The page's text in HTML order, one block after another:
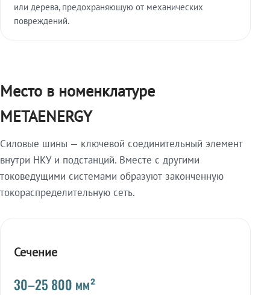
или дерева, предохраняющую от механических
повреждений.
Место в номенклатуре
METAENERGY
Силовые шины — ключевой соединительный элемент
внутри НКУ и подстанций. Вместе с другими
токоведущими системами образуют законченную
токораспределительную сеть.
Сечение
30–25 800 мм²